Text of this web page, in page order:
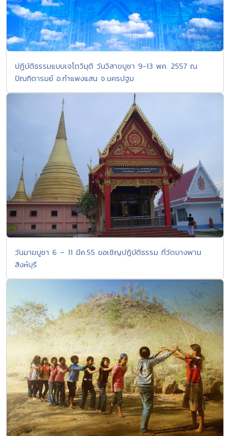
ปฏิบัติธรรมแบบเจโตวิมุติ วันวิสาขบูชา 9-13 พค. 2557 ณ
ปัณฑิตารมย์ อ.กำแพงแสน จ.นครปฐม
วันมาฆบูชา 6 – 11 มีค.55 ขอเชิญปฎิบัติธรรม ที่วัดบางพาน
สิงห์บุรี